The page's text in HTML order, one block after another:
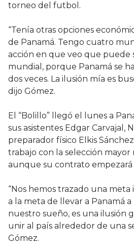
torneo del futbol.
“Tenía otras opciones
de Panamá. Tengo cuatro
acción en que veo que puede
mundial, porque Panamá se
dos veces. La ilusión mía es
dijo Gómez.
El “Bolillo” llegó el lunes a
sus asistentes Edgar Carvajal,
preparador físico Elkis
trabajo con la selección mayor
aunque su contrato empezará
“Nos hemos trazado una
a la meta de llevar a Panamá
nuestro sueño, es una ilusión
unir al país alrededor de una
Gómez.